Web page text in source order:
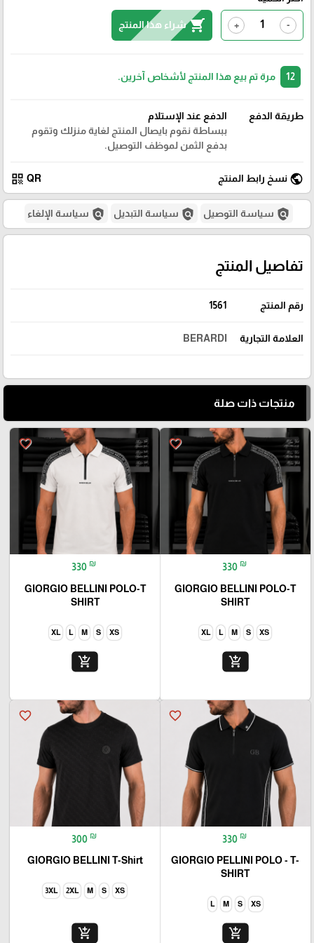
-
+
shopping_cartشراء هذا المنتج
مرة تم بيع هذا المنتج لأشخاص آخرين.
طريقة الدفع
الدفع عند الإستلام
ببساطة نقوم بايصال المنتج لغاية منزلك وتقوم
بدفع الثمن لموظف التوصيل.
public نسخ رابط المنتج QR
qr_code
policy سياسة التوصيل policy سياسة التبديل policy سياسة الإلغاء
تفاصيل المنتج
رقم المنتج 1561
العلامة التجارية BERARDI
منتجات ذات صلة
favorite_border
330 ₪
GIORGIO BELLINI POLO-T
SHIRT
XS
S
M
L
XL
add_shopping_cart
favorite_border
330 ₪
GIORGIO BELLINI POLO-T
SHIRT
XS
S
M
L
XL
add_shopping_cart
favorite_border
330 ₪
GIORGIO PELLINI POLO - T-
SHIRT
XS
S
M
L
add_shopping_cart
favorite_border
300 ₪
GIORGIO BELLINI T-Shirt
XS
S
M
2XL
3XL
add_shopping_cart